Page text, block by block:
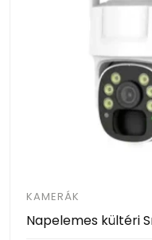
KAMERÁK
Napelemes kültéri